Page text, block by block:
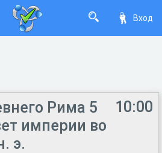
Вход
10:00
Рима 5
империи во
э.